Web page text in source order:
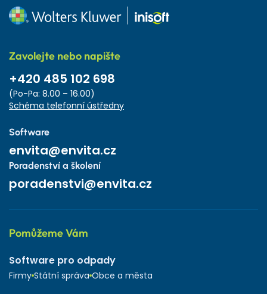
Zavolejte nebo napište
+420 485 102 698
(Po-Pa: 8.00 – 16.00)
Schéma telefonní ústředny
Software
envita@envita.cz
Poradenství a školení
poradenstvi@envita.cz
Pomůžeme Vám
Software pro odpady
Firmy Státní správa Obce a města